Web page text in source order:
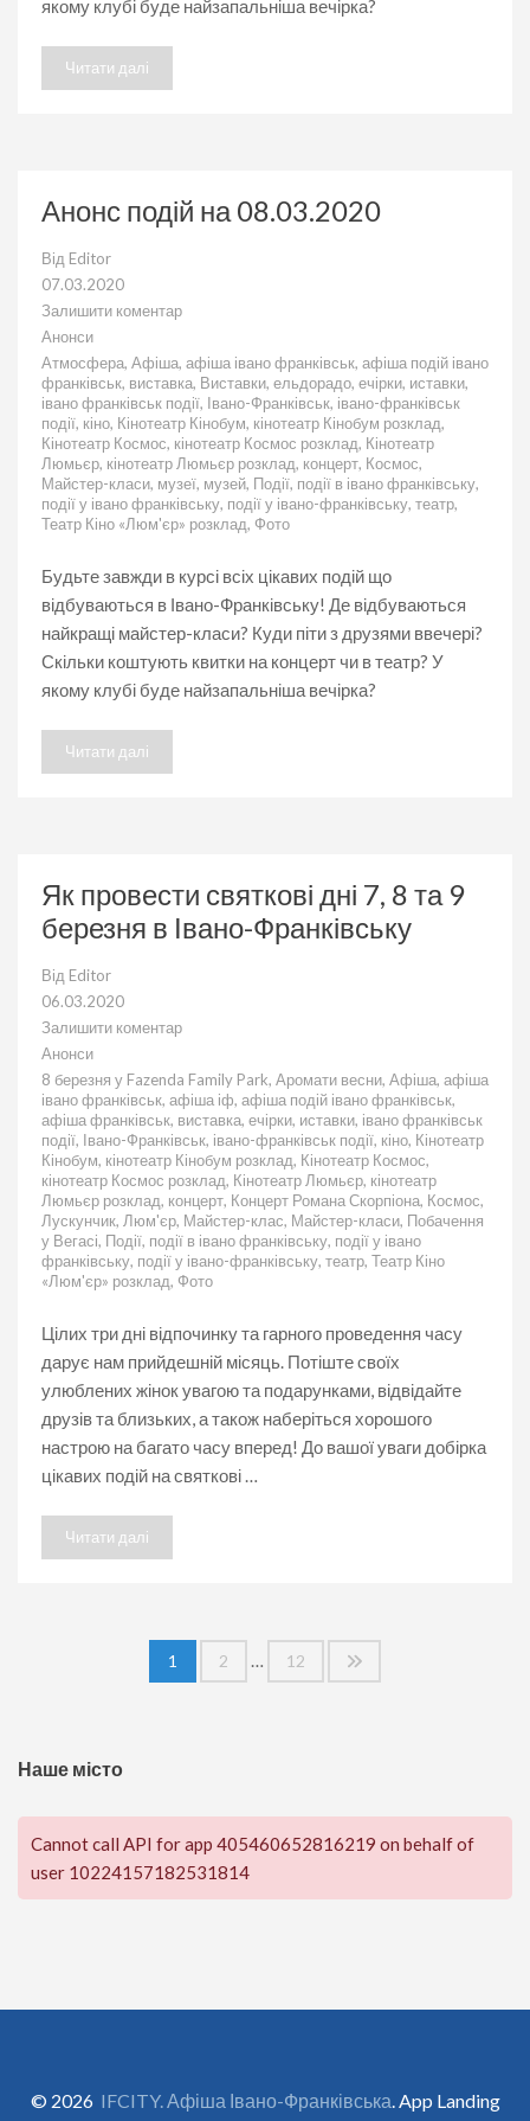
якому клубі буде найзапальніша вечірка?
Читати далі
Анонс подій на 08.03.2020
Від Editor
07.03.2020
Залишити коментар
до
подій
на
08.03.2020
Анонси
Атмосфера, Афіша, афіша івано франківськ, афіша подій івано
франківськ, виставка, Виставки, ельдорадо, ечірки, иставки,
івано франківськ події, Івано-Франківськ, івано-франківськ
події, кіно, Кінотеатр Кінобум, кінотеатр Кінобум розклад,
Кінотеатр Космос, кінотеатр Космос розклад, Кінотеатр
Люмьєр, кінотеатр Люмьєр розклад, концерт, Космос,
Майстер-класи, музеї, музей, Події, події в івано франківську,
події у івано франківську, події у івано-франківську, театр,
Театр Кіно «Люм'єр» розклад, Фото
Будьте завжди в курсі всіх цікавих подій що
відбуваються в Івано-Франківську! Де відбуваються
найкращі майстер-класи? Куди піти з друзями ввечері?
Скільки коштують квитки на концерт чи в театр? У
якому клубі буде найзапальніша вечірка?
Читати далі
Як провести святкові дні 7, 8 та 9
березня в Івано-Франківську
Від Editor
06.03.2020
Залишити коментар
до
провести
святкові
дні
7,
8
та
9
березня
в
Івано-
Франківську
Анонси
8 березня у Fazenda Family Park, Аромати весни, Афіша, афіша
івано франківськ, афіша іф, афіша подій івано франківськ,
афіша франківськ, виставка, ечірки, иставки, івано франківськ
події, Івано-Франківськ, івано-франківськ події, кіно, Кінотеатр
Кінобум, кінотеатр Кінобум розклад, Кінотеатр Космос,
кінотеатр Космос розклад, Кінотеатр Люмьєр, кінотеатр
Люмьєр розклад, концерт, Концерт Романа Скорпіона, Космос,
Лускунчик, Люм'єр, Майстер-клас, Майстер-класи, Побачення
у Вегасі, Події, події в івано франківську, події у івано
франківську, події у івано-франківську, театр, Театр Кіно
«Люм'єр» розклад, Фото
Цілих три дні відпочинку та гарного проведення часу
дарує нам прийдешній місяць. Потіште своїх
улюблених жінок увагою та подарунками, відвідайте
друзів та близьких, а також наберіться хорошого
настрою на багато часу вперед! До вашої уваги добірка
цікавих подій на святкові …
Читати далі
1 2 … 12
Наше місто
Cannot call API for app 405460652816219 on behalf of
user 10224157182531814
© 2026 IFCITY. Афіша Івано-Франківська . App Landing